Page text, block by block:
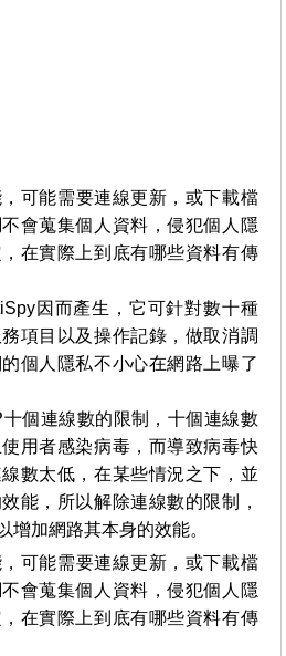
可能需要連線更新，或下載檔
會蒐集個人資料，侵犯個人隱
在實際上到底有哪些資料有傳
因而產生，它可針對數十種
項目以及操作記錄，做取消調
個人隱私不小心在網路上曝了
個連線數的限制，十個連線數
用者感染病毒，而導致病毒快
數太低，在某些情況之下，並
能，所以解除連線數的限制，
增加網路其本身的效能。
可能需要連線更新，或下載檔
會蒐集個人資料，侵犯個人隱
在實際上到底有哪些資料有傳